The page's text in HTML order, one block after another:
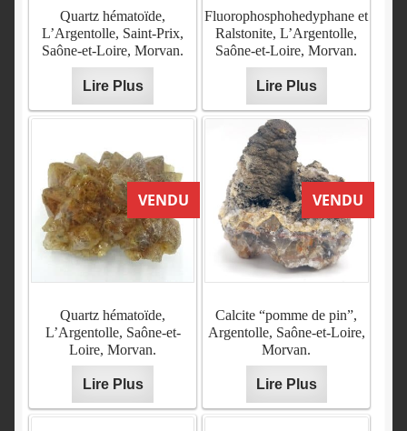
Quartz hématoïde,
L’Argentolle, Saint-Prix,
Saône-et-Loire, Morvan.
Lire Plus
Fluorophosphohedyphane et
Ralstonite, L’Argentolle,
Saône-et-Loire, Morvan.
Lire Plus
VENDU
Quartz hématoïde,
L’Argentolle, Saône-et-
Loire, Morvan.
Lire Plus
VENDU
Calcite “pomme de pin”,
Argentolle, Saône-et-Loire,
Morvan.
Lire Plus
Quartz hématoïde et Calcite,
L’Argentolle, Saône-et-
Loire, Morvan.
Lire Plus
Quartz améthysé et calcite,
l’Argentolle, Saône-et-
Lire Plus VENDU
Quartz et fluorine rouge,
Loire, Morvan.
VENDU
L’Argentolle, Saint-Prix,
Saône-et-Loire.
Lire Plus VENDU